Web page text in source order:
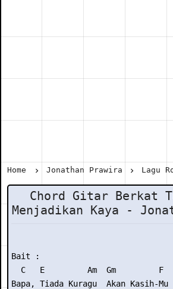
Home Jonathan Prawira Lagu
Chord Gitar Berkat
Menjadikan Kaya -
Bait :
  C   E         Am  Gm         F
Bapa, Tiada Kuragu  Akan Kasih-Mu